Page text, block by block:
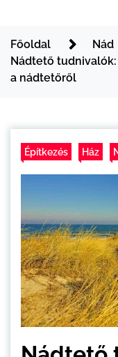
Főoldal
Nád
Nádtető
a nádtetőről
Építkezés Ház